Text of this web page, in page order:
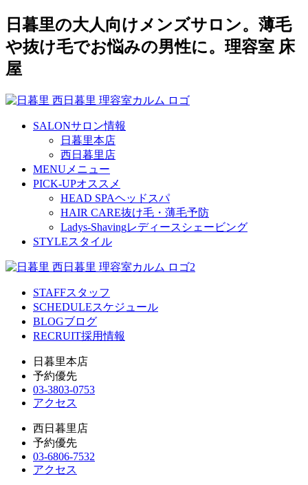
日暮里の大人向けメンズサロン。薄毛
や抜け毛でお悩みの男性に。理容室 床
屋
SALONサロン情報
日暮里本店
西日暮里店
MENU メニュー
PICK-UPオススメ
HEAD SPAヘッドスパ
HAIR CARE抜け毛・薄毛予防
Ladys-Shavingレディースシェービング
STYLEスタイル
STAFFスタッフ
SCHEDULEスケジュール
BLOGブログ
RECRUIT採用情報
日暮里本店
予約優先
03-3803-0753
アクセス
西日暮里店
予約優先
03-6806-7532
アクセス